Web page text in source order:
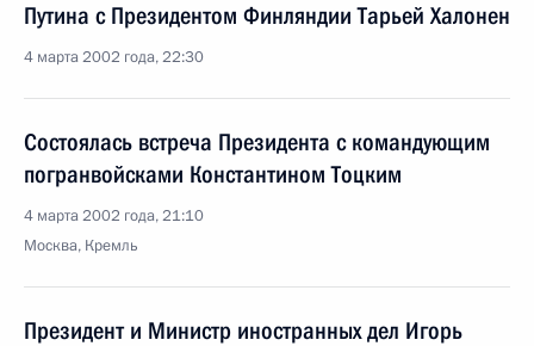
Путина с Президентом Финляндии Тарьей Халонен
4 марта 2002 года, 22:30
Состоялась встреча Президента с командующим
погранвойсками Константином Тоцким
4 марта 2002 года, 21:10
Москва, Кремль
Президент и Министр иностранных дел Игорь